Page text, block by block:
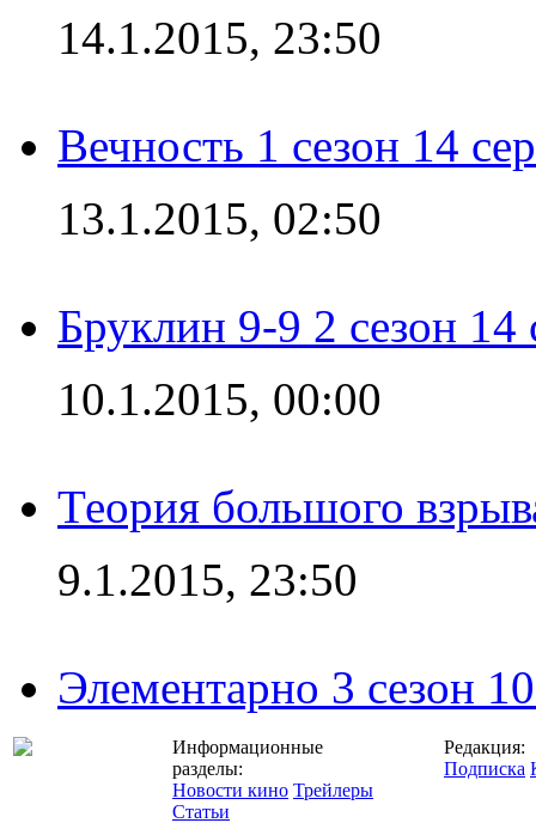
14.1.2015, 23:50
Вечность 1 сезон 14
13.1.2015, 02:50
Бруклин 9-9 2 сезон 14
10.1.2015, 00:00
Теория большого
9.1.2015, 23:50
Элементарно 3 сезон
Информационные
разделы:
Новости кино Трейлеры
Статьи
Редакция:
Подписка